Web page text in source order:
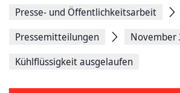
Seite
Presse- und Öffentlichkeitsarbeit
Pressemitteilungen
November
Kühlflüssigkeit ausgelaufen